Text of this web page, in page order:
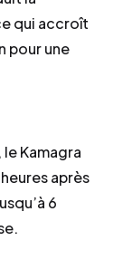
qui accroît
pour une
Kamagra
après
6